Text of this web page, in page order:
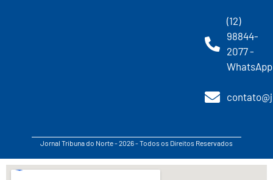
(12)
98844-
2077 -
WhatsApp
Jornal Tribuna do Norte - 2026 - Todos os Direitos Reservados